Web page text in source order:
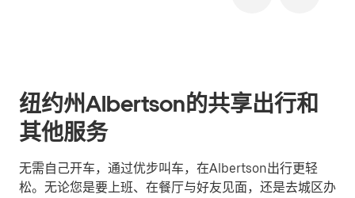
纽约州Albertson的共享出行和
其他服务
无需自己开车，通过优步叫车，在Albertson出行更轻
松。无论您是要上班、在餐厅与好友见面，还是去城区办